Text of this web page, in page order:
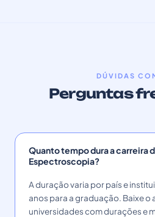
DÚVIDAS
Perguntas
Quanto tempo dura a carreira
Espectroscopia?
A duração varia por país e
anos para a graduação. Baixe o
universidades com durações e